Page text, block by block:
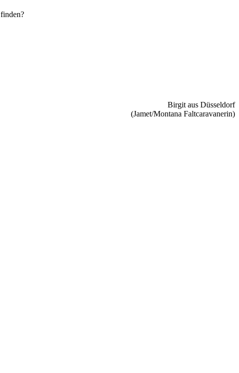
Birgit aus Düsseldorf
(Jamet/Montana Faltcaravanerin)